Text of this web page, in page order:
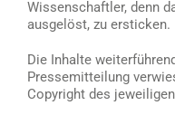
Wissenschaftler, denn
ausgelöst, zu ersticken.
Die Inhalte
Pressemitteilung
Copyright des